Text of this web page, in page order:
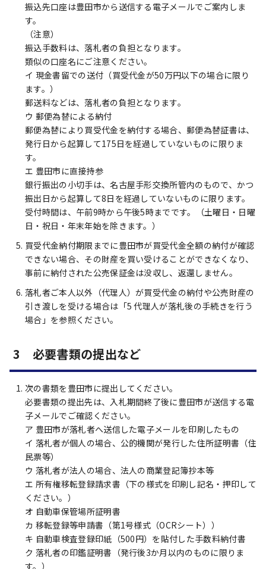
振込先口座は豊田市から送信する電子メールでご案内しま
す。
（注意）
振込手数料は、落札者の負担となります。
類似の口座名にご注意ください。
イ 現金書留での送付（買受代金が50万円以下の場合に限り
ます。）
郵送料などは、落札者の負担となります。
ウ 郵便為替による納付
郵便為替により買受代金を納付する場合、郵便為替証書は、
発行日から起算して175日を経過していないものに限りま
す。
エ 豊田市に直接持参
銀行振出の小切手は、名古屋手形交換所管内のもので、かつ
振出日から起算して8日を経過していないものに限ります。
受付時間は、午前9時から午後5時までです。（土曜日・日曜
日・祝日・年末年始を除きます。）
買受代金納付期限までに豊田市が買受代金全額の納付が確認
できない場合、その財産を買い受けることができなくなり、
事前に納付された公売保証金は没収し、返還しません。
落札者ご本人以外（代理人）が買受代金の納付や公売財産の
引き渡しを受ける場合は「5 代理人が落札後の手続きを行う
場合」を参照ください。
3 必要書類の提出など
次の書類を豊田市に提出してください。
必要書類の提出先は、入札期間終了後に豊田市が送信する電
子メールでご確認ください。
ア 豊田市が落札者へ送信した電子メールを印刷したもの
イ 落札者が個人の場合、公的機関が発行した住所証明書（住
民票等）
ウ 落札者が法人の場合、法人の商業登記簿抄本等
エ 所有権移転登録請求書（下の様式を印刷し記名・押印して
ください。）
オ 自動車保管場所証明書
カ 移転登録等申請書（第1号様式（OCRシート））
キ 自動車検査登録印紙（500円）を貼付した手数料納付書
ク 落札者の印鑑証明書（発行後3か月以内のものに限りま
す。）